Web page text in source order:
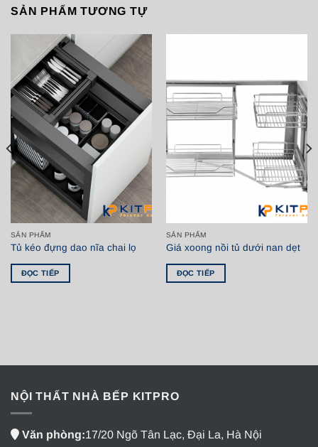
SẢN PHẨM TƯƠNG TỰ
SẢN PHẨM
Tủ kéo đựng dao nĩa chai lọ
ĐỌC TIẾP
SẢN PHẨM
Giá xoong nồi tủ dưới nan dẹt
ĐỌC TIẾP
NỘI THẤT NHÀ BẾP KITPRO
Văn phòng:17/20 Ngõ Tân Lạc, Đại La, Hà Nội